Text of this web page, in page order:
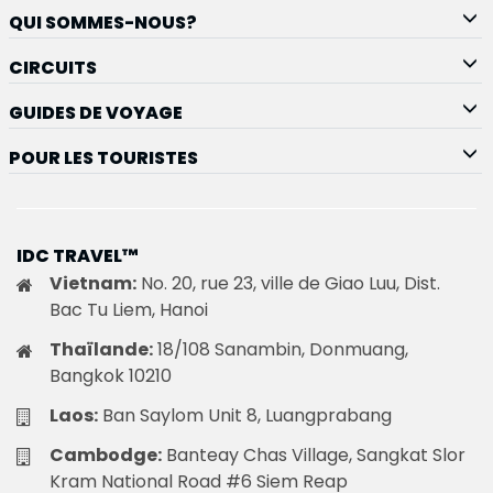
mouchoirs si nécessaire ! Il sera votre repère dans
cette grande ville turbulente et douce à la fois! 26/12
Je suis au Japon, et Hanoï me manque déjà avec son
joyeux bordel, animé, pleine de vie et d’authenticité
dans le vieux quartier. Merci beaucoup Loona de
t’être occupée de mon dossier, d’avoir repondu à
attachantes et tous les merveilleux souvenirs que je
garde précieusement! Évidemment.... Merci milles
fois à toute l’Equipe, je vous suis tellement
QUI SOMMES-NOUS?
CIRCUITS
GUIDES DE VOYAGE
POUR LES TOURISTES
IDC TRAVEL™
Vietnam: No. 20, rue 23, ville de Giao Luu, Dist.
Bac Tu Liem, Hanoi
Thaïlande:18/108 Sanambin, Donmuang,
Bangkok 10210
Laos: Ban Saylom Unit 8, Luangprabang
Cambodge: Banteay Chas Village, Sangkat Slor
Kram National Road #6 Siem Reap